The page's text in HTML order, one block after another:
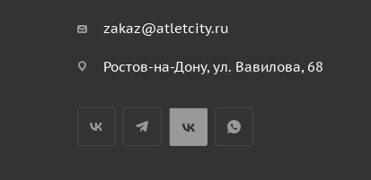
zakaz@atletcity.ru
Ростов-на-Дону, ул. Вавилова, 68